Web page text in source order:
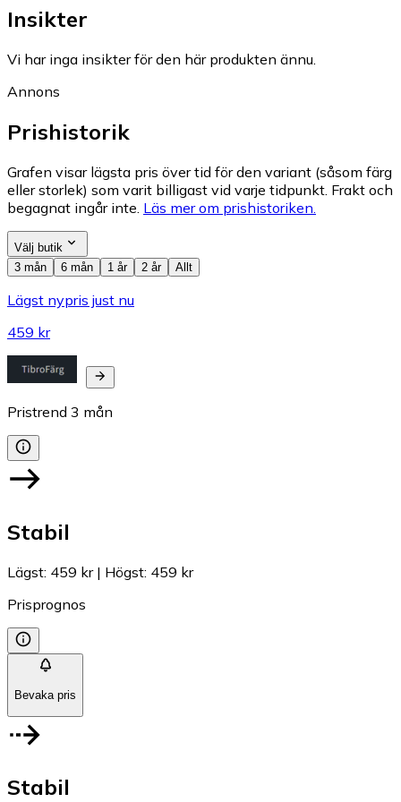
Insikter
Vi har inga insikter för den här produkten ännu.
Annons
Prishistorik
Grafen visar lägsta pris över tid för den variant (såsom färg
eller storlek) som varit billigast vid varje tidpunkt. Frakt och
begagnat ingår inte. Läs mer om prishistoriken.
Välj butik
3 mån
6 mån 1 år 2 år Allt
Lägst nypris just nu
459 kr
Pristrend 3 mån
Stabil
Lägst: 459 kr| Högst: 459 kr
Prisprognos
Bevaka pris
Stabil